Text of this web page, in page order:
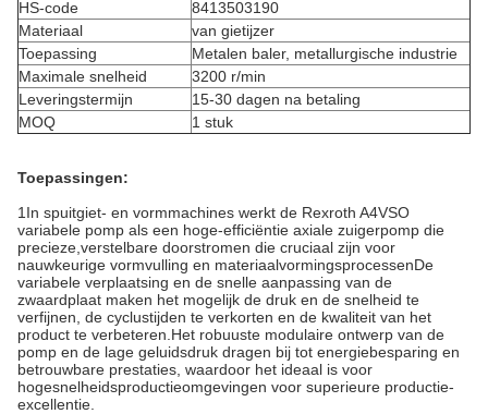
HS-code
8413503190
Materiaal
van gietijzer
Toepassing
Metalen baler, metallurgische industrie
Maximale snelheid
3200 r/min
Leveringstermijn
15-30 dagen na betaling
MOQ
1 stuk
Toepassingen:
1In spuitgiet- en vormmachines werkt de Rexroth A4VSO
variabele pomp als een hoge-efficiëntie axiale zuigerpomp die
precieze,verstelbare doorstromen die cruciaal zijn voor
nauwkeurige vormvulling en materiaalvormingsprocessenDe
variabele verplaatsing en de snelle aanpassing van de
zwaardplaat maken het mogelijk de druk en de snelheid te
verfijnen, de cyclustijden te verkorten en de kwaliteit van het
product te verbeteren.Het robuuste modulaire ontwerp van de
pomp en de lage geluidsdruk dragen bij tot energiebesparing en
betrouwbare prestaties, waardoor het ideaal is voor
hogesnelheidsproductieomgevingen voor superieure productie-
excellentie.